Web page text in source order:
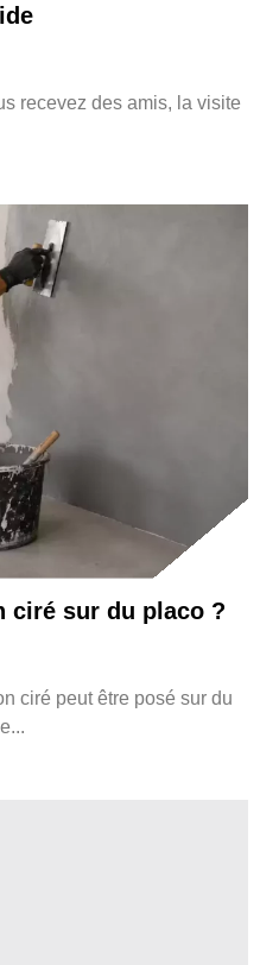
recevez des amis, la visite
ciré sur du placo ?
ciré peut être posé sur du